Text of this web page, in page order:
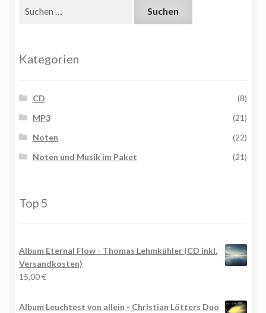
Kategorien
CD
(8)
MP3
(21)
Noten
(22)
Noten und Musik im Paket
(21)
Top 5
Album Eternal Flow - Thomas Lehmkühler (CD inkl.
Versandkosten)
15,00€
Album Leuchtest von allein - Christian Lötters Duo